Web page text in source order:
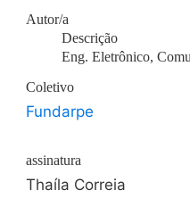
Autor/a
Descrição
Eng. Eletrônico,
Coletivo
Fundarpe
assinatura
Thaíla Correia